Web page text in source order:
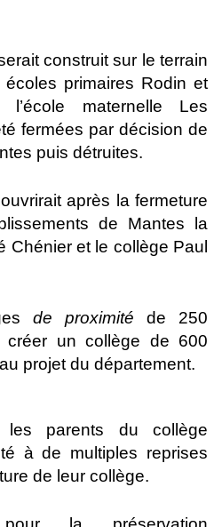
construit sur le terrain
primaires Rodin et
maternelle Les
fermées par décision de
puis détruites.
après la fermeture
de Mantes la
Chénier et le collège Paul
de proximité de 250
créer un collège de 600
projet du département.
les parents du collège
à de multiples reprises
de leur collège.